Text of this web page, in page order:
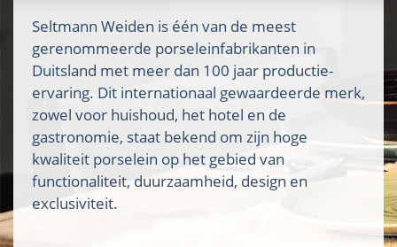
Seltmann Weiden is één van de meest
gerenommeerde porseleinfabrikanten in
Duitsland met meer dan 100 jaar productie-
ervaring. Dit internationaal gewaardeerde merk,
zowel voor huishoud, het hotel en de
gastronomie, staat bekend om zijn hoge
kwaliteit porselein op het gebied van
functionaliteit, duurzaamheid, design en
exclusiviteit.